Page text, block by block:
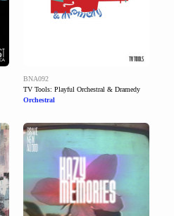
BNA092
TV Tools: Playful Orchestral & Dramedy
Orchestral